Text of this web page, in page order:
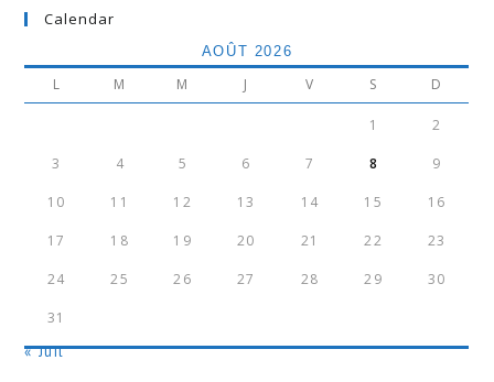
Calendar
AOÛT 2026
L M M J V S D
1 2
3 4 5 6 7 8 9
10 11 12 13 14 15 16
17 18 19 20 21 22 23
24 25 26 27 28 29 30
31
« Juil